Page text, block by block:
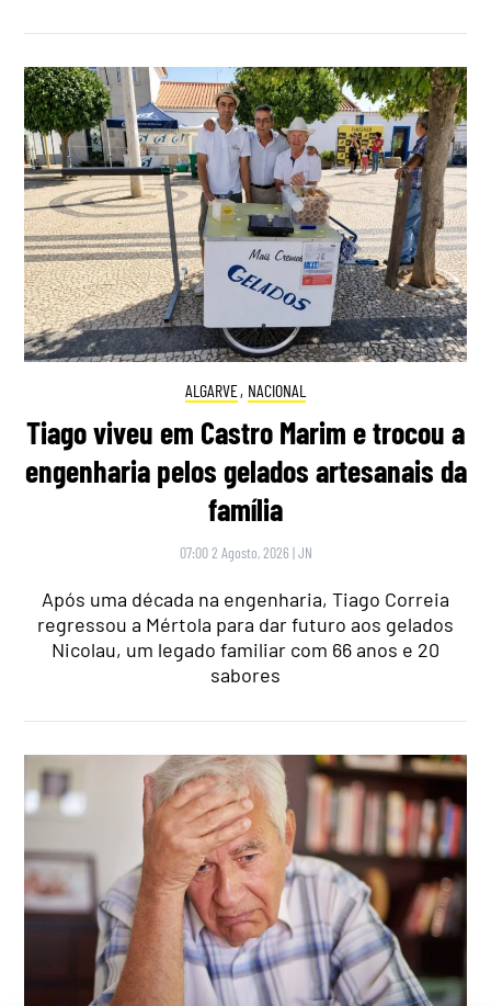
ALGARVE, NACIONAL
Tiago viveu em Castro Marim e trocou a
engenharia pelos gelados artesanais da
família
07:00 2 Agosto, 2026 |JN
Após uma década na engenharia, Tiago Correia
regressou a Mértola para dar futuro aos gelados
Nicolau, um legado familiar com 66 anos e 20
sabores